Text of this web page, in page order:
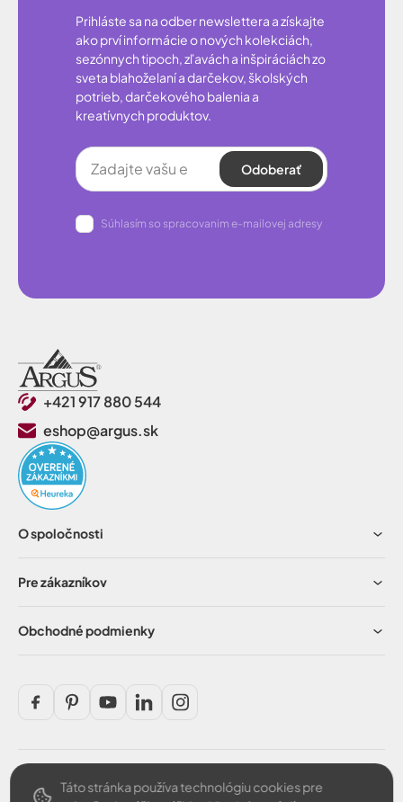
Prihláste sa na odber newslettera a získajte
ako prví informácie o nových kolekciách,
sezónnych tipoch, zľavách a inšpiráciách zo
sveta blahoželaní a darčekov, školských
potrieb, darčekového balenia a
kreatívnych produktov.
Odoberať
Súhlasím so spracovanim e-mailovej adresy
+421 917 880 544
eshop@argus.sk
O spoločnosti
Pre zákazníkov
Obchodné podmienky
Táto stránka používa technológiu cookies pre